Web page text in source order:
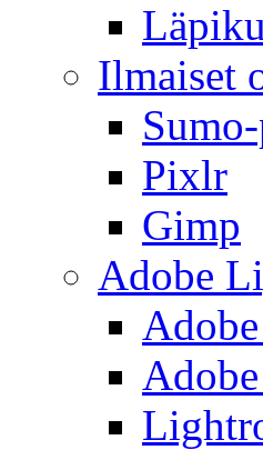
Ilmaiset
Pixlr
Gimp
Adobe